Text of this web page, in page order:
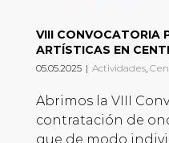
VIII CONVOCATORIA
ARTÍSTICAS EN
05.05.2025 | Actividades,
Abrimos la VIII
contratación de
que de modo